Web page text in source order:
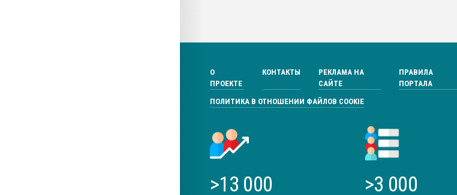
О
ПРОЕКТЕ
КОНТАКТЫ
РЕКЛАМА НА
САЙТЕ
ПРАВИЛА
ПОРТАЛА
ПОЛИТИКА В ОТНОШЕНИИ ФАЙЛОВ COOKIE
>13 000 >3 000